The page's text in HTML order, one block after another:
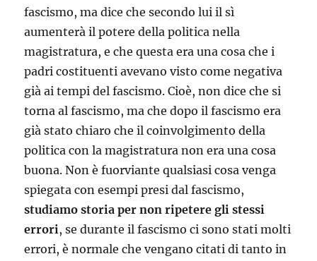
fascismo, ma dice che secondo lui il sì
aumenterà il potere della politica nella
magistratura, e che questa era una cosa che i
padri costituenti avevano visto come negativa
già ai tempi del fascismo. Cioè, non dice che si
torna al fascismo, ma che dopo il fascismo era
già stato chiaro che il coinvolgimento della
politica con la magistratura non era una cosa
buona. Non è fuorviante qualsiasi cosa venga
spiegata con esempi presi dal fascismo,
studiamo storia per non ripetere gli stessi
errori, se durante il fascismo ci sono stati molti
errori, è normale che vengano citati di tanto in